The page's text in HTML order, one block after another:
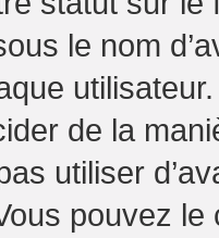
le nom
utilisateur.
de la
utiliser
pouvez